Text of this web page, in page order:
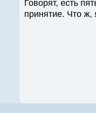
Говорят, есть
принятие. Что ж,